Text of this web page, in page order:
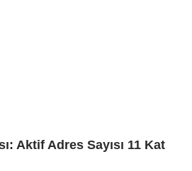
Aktif Adres Sayısı 11 Kat